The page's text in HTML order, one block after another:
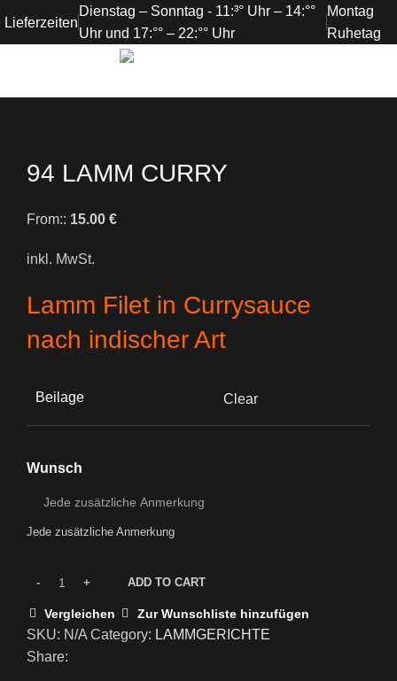
Lieferzeiten
Dienstag – Sonntag - 11:³° Uhr – 14:°°
Uhr und 17:°° – 22:°° Uhr
Montag
Ruhetag
94 LAMM CURRY
From:: 15.00 €
inkl. MwSt.
Lamm Filet in Currysauce
nach indischer Art
Beilage Clear
Wunsch
Jede zusätzliche Anmerkung
ADD TO CART
Vergleichen Zur Wunschliste hinzufügen
SKU: N/A Category: LAMMGERICHTE
Share: